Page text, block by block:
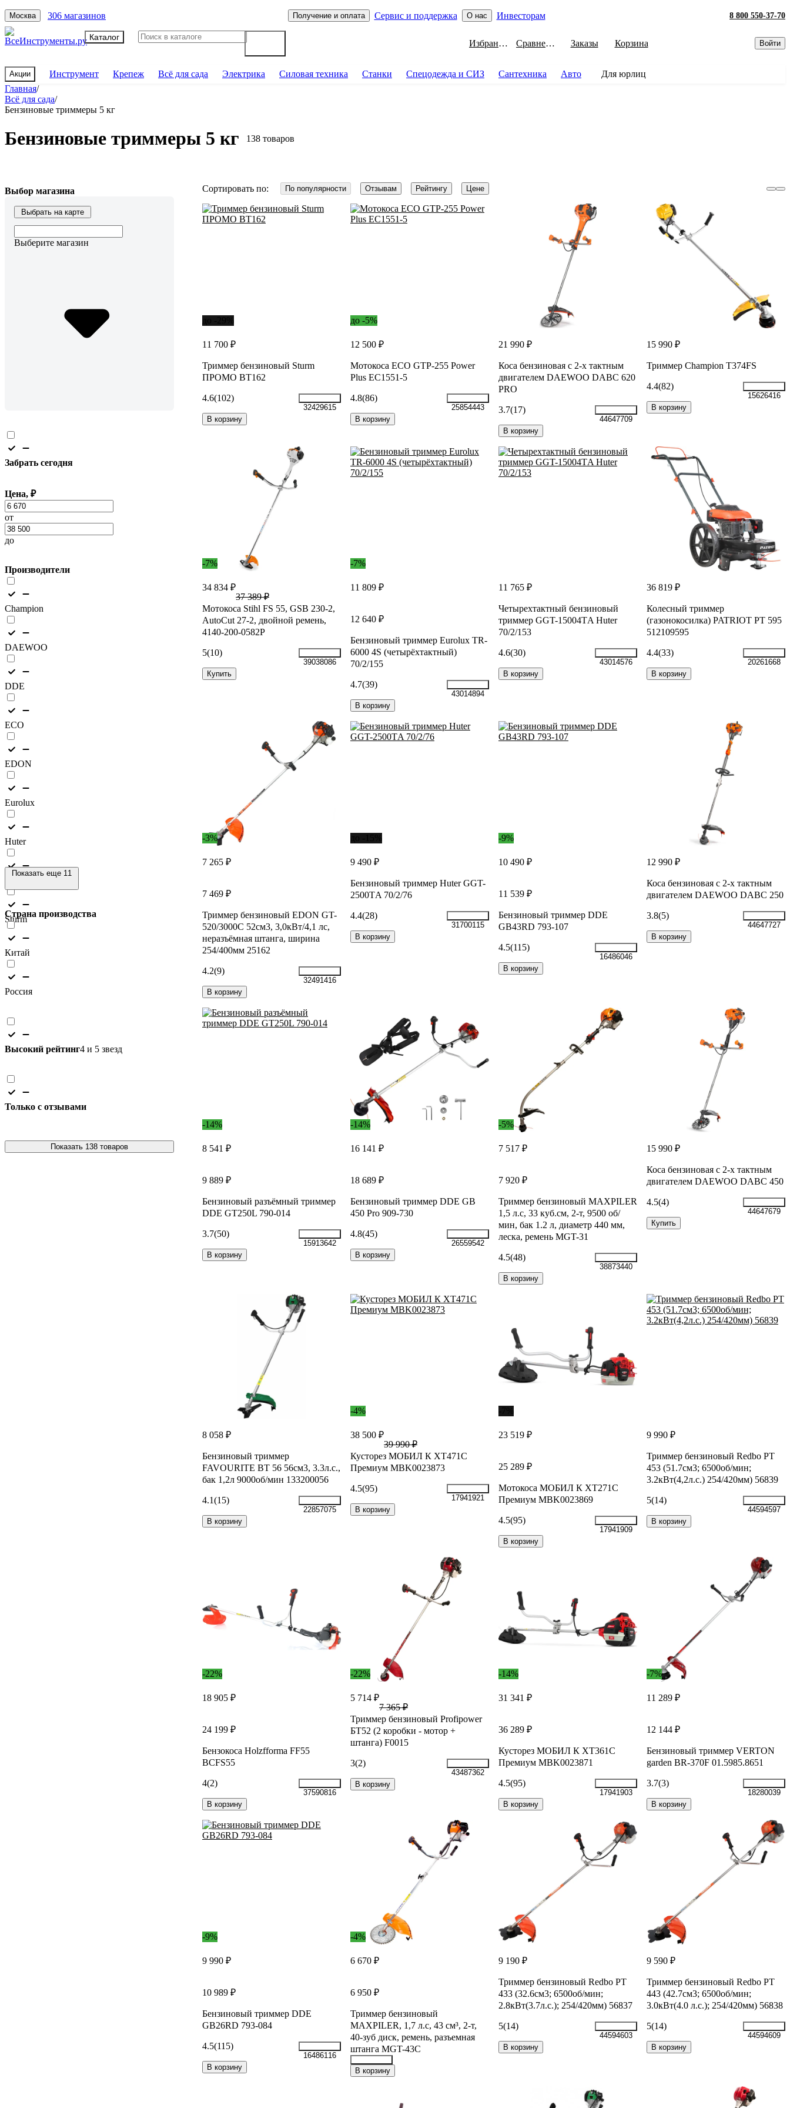
Москва 306 магазинов Получение и оплата Сервис и поддержка О нас Инвесторам 8 800 550-37-70
Каталог
Избранное Сравнение Заказы Корзина Войти
Акции Инструмент Крепеж Всё для сада Электрика Силовая техника Станки Спецодежда и СИЗ Сантехника Авто
Для юрлиц
Главная/
Всё для сада/
Бензиновые триммеры 5 кг
Бензиновые триммеры 5 кг 138 товаров
Выбор магазина
Выбрать на карте
Выберите магазин
Забрать сегодня
Цена, ₽
от
до
Производители
Champion
DAEWOO
DDE
ECO
EDON
Eurolux
Huter
Sturm
Показать еще 11
Страна производства
Китай
Россия
Высокий рейтинг4 и 5 звезд
Только с отзывами
Показать 138 товаров
Сортировать по: По популярности Отзывам Рейтингу Цене
11 700 ₽
Триммер бензиновый Sturm
ПРОМО BT162
4.6(102)
32429615
В корзину
до -5%
12 500 ₽
Мотокоса ECO GTP-255 Power
Plus EC1551-5
4.8(86)
25854443
В корзину
21 990 ₽
Коса бензиновая c 2-х тактным
двигателем DAEWOO DABC 620
PRO
3.7(17)
44647709
В корзину
15 990 ₽
Триммер Champion Т374FS
4.4(82)
15626416
В корзину
-7%
34 834 ₽
37 389 ₽
Мотокоса Stihl FS 55, GSB 230-2,
AutoCut 27-2, двойной ремень,
4140-200-0582P
5(10)
39038086
Купить
-7%
11 809 ₽
12 640 ₽
Бензиновый триммер Eurolux TR-
6000 4S (четырёхтактный)
70/2/155
4.7(39)
43014894
В корзину
11 765 ₽
Четырехтактный бензиновый
триммер GGT-15004ТA Huter
70/2/153
4.6(30)
43014576
В корзину
36 819 ₽
Колесный триммер
(газонокосилка) PATRIOT PT 595
512109595
4.4(33)
20261668
В корзину
-3%
7 265 ₽
7 469 ₽
Триммер бензиновый EDON GT-
520/3000C 52см3, 3,0кВт/4,1 лс,
неразъёмная штанга, ширина
254/400мм 25162
4.2(9)
32491416
В корзину
9 490 ₽
Бензиновый триммер Huter GGT-
2500ТA 70/2/76
4.4(28)
31700115
В корзину
-9%
10 490 ₽
11 539 ₽
Бензиновый триммер DDE
GB43RD 793-107
4.5(115)
16486046
В корзину
12 990 ₽
Коса бензиновая c 2-х тактным
двигателем DAEWOO DABC 250
3.8(5)
44647727
В корзину
-14%
8 541 ₽
9 889 ₽
Бензиновый разъёмный триммер
DDE GT250L 790-014
3.7(50)
15913642
В корзину
-14%
16 141 ₽
18 689 ₽
Бензиновый триммер DDE GB
450 Pro 909-730
4.8(45)
26559542
В корзину
-5%
7 517 ₽
7 920 ₽
Триммер бензиновый MAXPILER
1,5 л.с, 33 куб.см, 2-т, 9500 об/
мин, бак 1.2 л, диаметр 440 мм,
леска, ремень MGT-31
4.5(48)
38873440
В корзину
15 990 ₽
Коса бензиновая c 2-х тактным
двигателем DAEWOO DABC 450
4.5(4)
44647679
Купить
8 058 ₽
Бензиновый триммер
FAVOURITE BT 56 56см3, 3.3л.с.,
бак 1,2л 9000об/мин 133200056
4.1(15)
22857075
В корзину
-4%
38 500 ₽
39 990 ₽
Кусторез МОБИЛ К XT471C
Премиум MBK0023873
4.5(95)
17941921
В корзину
23 519 ₽
25 289 ₽
Мотокоса МОБИЛ К XT271C
Премиум MBK0023869
4.5(95)
17941909
В корзину
9 990 ₽
Триммер бензиновый Redbo PT
453 (51.7см3; 6500об/мин;
3.2кВт(4,2л.с.) 254/420мм) 56839
5(14)
44594597
В корзину
-22%
18 905 ₽
24 199 ₽
Бензокоса Holzfforma FF55
BCFS55
4(2)
37590816
В корзину
-22%
5 714 ₽
7 365 ₽
Триммер бензиновый Profipower
БТ52 (2 коробки - мотор +
штанга) F0015
3(2)
43487362
В корзину
-14%
31 341 ₽
36 289 ₽
Кусторез МОБИЛ К XT361C
Премиум MBK0023871
4.5(95)
17941903
В корзину
-7%
11 289 ₽
12 144 ₽
Бензиновый триммер VERTON
garden BR-370F 01.5985.8651
3.7(3)
18280039
В корзину
-9%
9 990 ₽
10 989 ₽
Бензиновый триммер DDE
GB26RD 793-084
4.5(115)
16486116
В корзину
-4%
6 670 ₽
6 950 ₽
Триммер бензиновый
MAXPILER, 1,7 л.с, 43 см³, 2-т,
40-зуб диск, ремень, разъемная
штанга MGT-43C
42599829
В корзину
9 190 ₽
Триммер бензиновый Redbo PT
433 (32.6см3; 6500об/мин;
2.8кВт(3.7л.с.); 254/420мм) 56837
5(14)
44594603
В корзину
9 590 ₽
Триммер бензиновый Redbo PT
443 (42.7см3; 6500об/мин;
3.0кВт(4.0 л.с.); 254/420мм) 56838
5(14)
44594609
В корзину